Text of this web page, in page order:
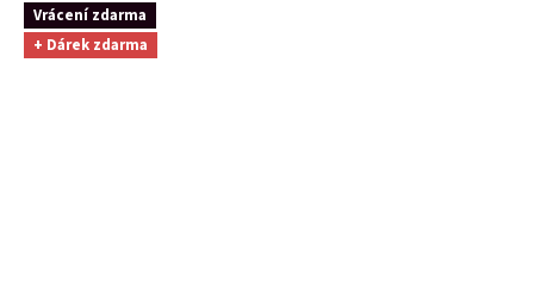
Vrácení zdarma
+ Dárek zdarma